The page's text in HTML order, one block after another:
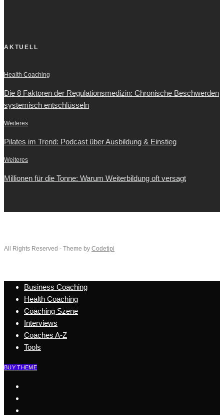
AKTUELL
Health Coaching
Die 8 Faktoren der Regulationsmedizin: Chronische Beschwerden
systemisch entschlüsseln
Weiteres
Pilates im Trend: Podcast über Ausbildung & Einstieg
Weiteres
Millionen für die Tonne: Warum Weiterbildung oft versagt
All Rights Reserved - Theme by Codetipi
Business Coaching
Health Coaching
Coaching Szene
Interviews
Coaches A-Z
Tools
BUY THEME